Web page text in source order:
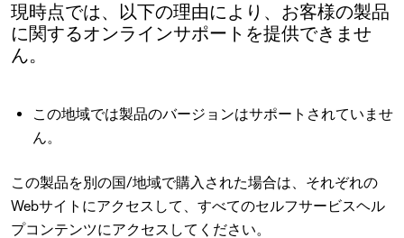
現時点では、以下の理由により、お客様の製品
に関するオンラインサポートを提供できませ
ん。
この地域では製品のバージョンはサポートされていませ
ん。
この製品を別の国/地域で購入された場合は、それぞれの
Webサイトにアクセスして、すべてのセルフサービスヘル
プコンテンツにアクセスしてください。